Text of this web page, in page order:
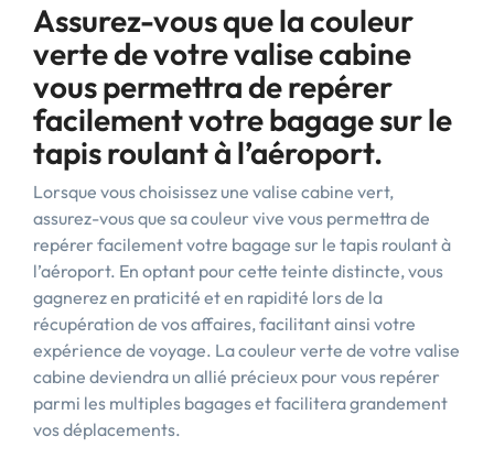
Assurez-vous que la couleur
verte de votre valise cabine
vous permettra de repérer
facilement votre bagage sur le
tapis roulant à l’aéroport.
Lorsque vous choisissez une valise cabine vert,
assurez-vous que sa couleur vive vous permettra de
repérer facilement votre bagage sur le tapis roulant à
l’aéroport. En optant pour cette teinte distincte, vous
gagnerez en praticité et en rapidité lors de la
récupération de vos affaires, facilitant ainsi votre
expérience de voyage. La couleur verte de votre valise
cabine deviendra un allié précieux pour vous repérer
parmi les multiples bagages et facilitera grandement
vos déplacements.